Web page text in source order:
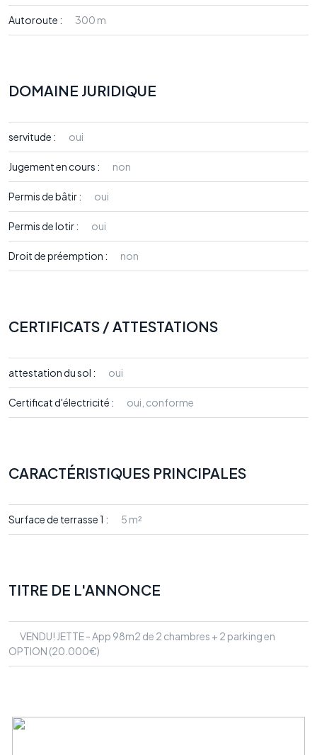
Autoroute : 300 m
DOMAINE JURIDIQUE
servitude : oui
Jugement en cours : non
Permis de bâtir : oui
Permis de lotir : oui
Droit de préemption : non
CERTIFICATS / ATTESTATIONS
attestation du sol : oui
Certificat d'électricité : oui, conforme
CARACTÉRISTIQUES PRINCIPALES
Surface de terrasse 1 : 5 m²
TITRE DE L'ANNONCE
VENDU! JETTE - App 98m2 de 2 chambres + 2 parking en
OPTION (20.000€)